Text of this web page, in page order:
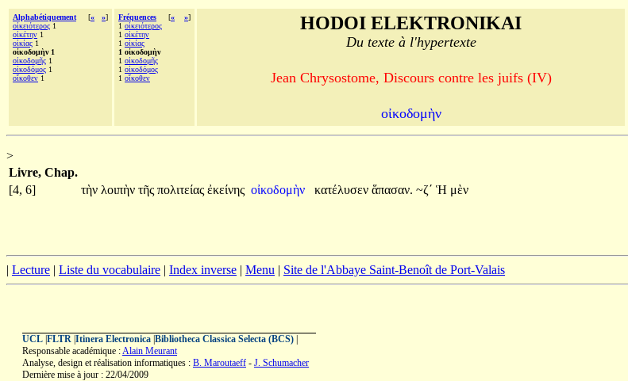
Alphabétiquement [« »]
οἰκειότερος 1
οἰκέτην 1
οἰκίας 1
οἰκοδομὴν 1
οἰκοδομῆς 1
οἰκοδόμος 1
οἴκοθεν 1
Fréquences [« »]
1 οἰκειότερος
1 οἰκέτην
1 οἰκίας
1 οἰκοδομὴν
1 οἰκοδομῆς
1 οἰκοδόμος
1 οἴκοθεν
HODOI ELEKTRONIKAI
Du texte à l'hypertexte
Jean Chrysostome, Discours contre les juifs (IV)
οἰκοδομὴν
>
Livre, Chap.
[4, 6]
τὴν λοιπὴν τῆς πολιτείας ἐκείνης οἰκοδομὴν κατέλυσεν ἅπασαν. ~ζʹ Ἡ μὲν
| Lecture | Liste du vocabulaire | Index inverse | Menu | Site de l'Abbaye Saint-Benoît de Port-Valais
UCL FLTR Itinera Electronica Bibliotheca Classica Selecta (BCS)
Responsable académique :Alain Meurant
Analyse, design et réalisation informatiques : B. Maroutaeff - J. Schumacher
Dernière mise à jour : 22/04/2009